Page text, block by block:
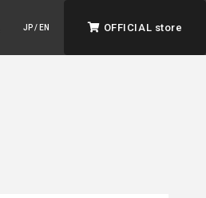
JP / EN OFFICIAL store